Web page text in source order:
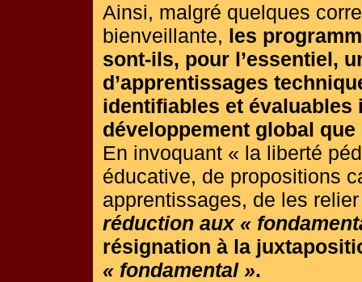
Ainsi, malgré quelques
bienveillante, les
sont-ils, pour l’essentiel,
d’apprentissages
identifiables et évaluables
développement global
En invoquant « la liberté
éducative, de propositions
apprentissages, de les
réduction aux «
résignation à la
« fondamental ».